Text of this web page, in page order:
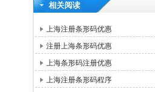
相关阅读
上海注册条形码优惠
注册上海条形码优惠
上海条形码注册优惠
上海注册条形码程序